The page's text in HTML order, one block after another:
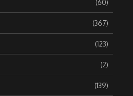
(60)
(367)
(123)
(2)
(139)